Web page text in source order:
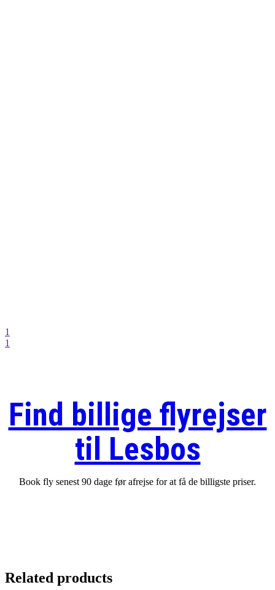
1
1
Find billige flyrejser
til Lesbos
Book fly senest 90 dage før afrejse for at få de billigste priser.
Related products